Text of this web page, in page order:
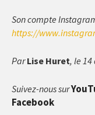
Son compte
https://
ParLise Huret, le 14
Suivez-nous sur
Facebook